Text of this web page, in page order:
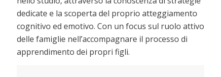
dedicate e la scoperta del proprio atteggiamento
cognitivo ed emotivo. Con un focus sul ruolo attivo
delle famiglie nell’accompagnare il processo di
apprendimento dei propri figli.